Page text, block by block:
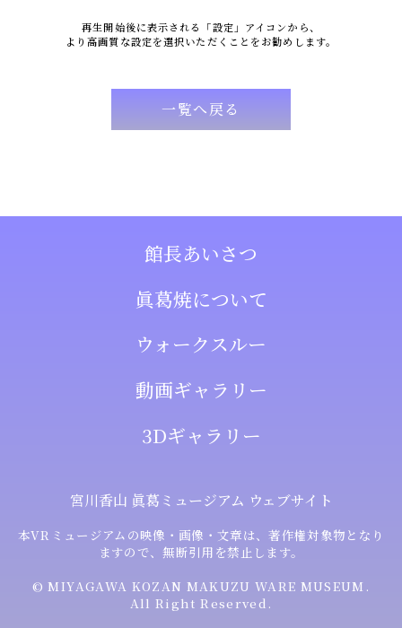
再生開始後に表示される「設定」アイコンから、
より高画質な設定を選択いただくことをお勧めします。
一覧へ戻る
館長あいさつ
眞葛焼について
ウォークスルー
動画ギャラリー
3Dギャラリー
宮川香山 眞葛ミュージアム ウェブサイト
本VRミュージアムの映像・画像・文章は、著作権対象物となり
ますので、無断引用を禁止します。
©︎ MIYAGAWA KOZAN MAKUZU WARE MUSEUM.
All Right Reserved.